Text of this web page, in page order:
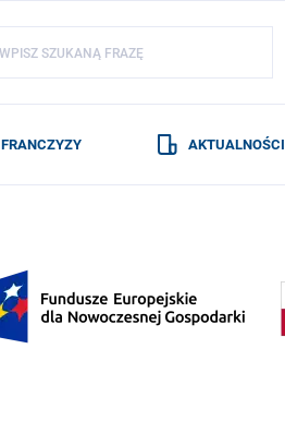
FRANCZYZY AKTUALNOŚCI